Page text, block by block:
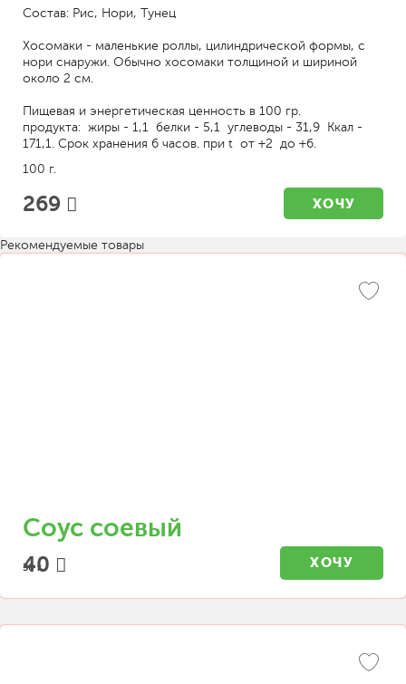
Состав: Рис, Нори, Тунец
Хосомаки - маленькие роллы, цилиндрической формы, с
нори снаружи. Обычно хосомаки толщиной и шириной
около 2 см.
Пищевая и энергетическая ценность в 100 гр.
продукта: жиры - 1,1 белки - 5,1 углеводы - 31,9 Ккал -
171,1. Срок хранения 6 часов. при t от +2 до +6.
100 г.
269 ХОЧУ
Рекомендуемые товары
Соус соевый
30 г.
40 ХОЧУ